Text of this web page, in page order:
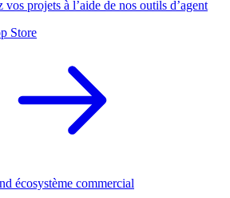
vos projets à l’aide de nos outils d’agent
Store
écosystème commercial